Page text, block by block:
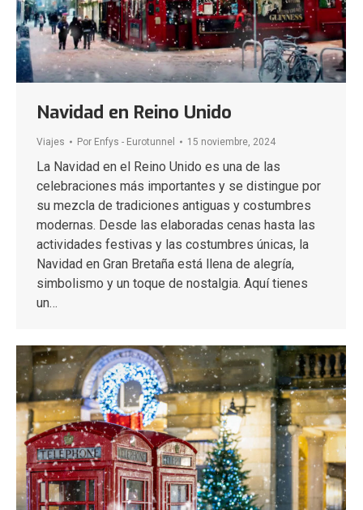
Navidad en Reino Unido
Viajes Por Enfys - Eurotunnel 15 noviembre, 2024
La Navidad en el Reino Unido es una de las
celebraciones más importantes y se distingue por
su mezcla de tradiciones antiguas y costumbres
modernas. Desde las elaboradas cenas hasta las
actividades festivas y las costumbres únicas, la
Navidad en Gran Bretaña está llena de alegría,
simbolismo y un toque de nostalgia. Aquí tienes
un…